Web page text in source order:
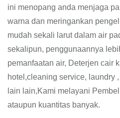
ini menopang anda menjaga
warna dan meringankan
mudah sekali larut dalam air
sekalipun, penggunaannya
pemanfaatan air, Deterjen cair
hotel,cleaning service, laundry
lain lain,Kami melayani
ataupun kuantitas banyak.